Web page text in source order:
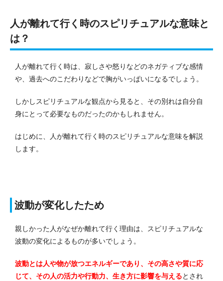
人が離れて行く時のスピリチュアルな意味と
は？
人が離れて行く時は、寂しさや怒りなどのネガティブな感情
や、過去へのこだわりなどで胸がいっぱいになるでしょう。
しかしスピリチュアルな観点から見ると、その別れは自分自
身にとって必要なものだったのかもしれません。
はじめに、人が離れて行く時のスピリチュアルな意味を解説
します。
波動が変化したため
親しかった人がなぜか離れて行く理由は、スピリチュアルな
波動の変化によるものが多いでしょう。
波動とは人や物が放つエネルギーであり、その高さや質に応
じて、その人の活力や行動力、生き方に影響を与えるとされ